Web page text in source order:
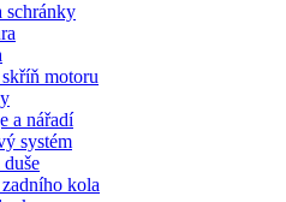
schránky
motoru
a nářadí
systém
duše
kola